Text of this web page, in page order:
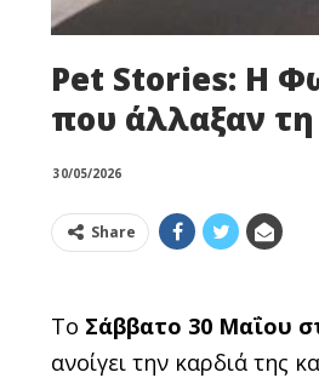
Pet Stories: Η
που άλλαξαν
30/05/2026
Share
Το Σάββατο 30 Μαΐου
ανοίγει την καρδιά της